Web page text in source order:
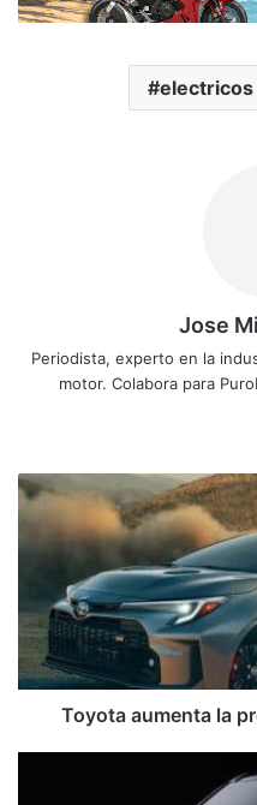
electricos
Jose
Periodista, experto en la
motor. Colabora para
Toyota
aumenta
producción
GR
Corolla
Toyota aumenta la